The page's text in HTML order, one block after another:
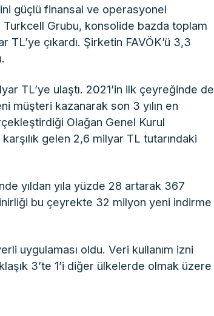
güçlü finansal ve operasyonel
Turkcell Grubu, konsolide bazda toplam
çıkardı. Şirketin FAVÖK’ü 3,3
TL’ye ulaştı. 2021’in ilk çeyreğinde de
müşteri kazanarak son 3 yılın en
Olağan Genel Kurul
karşılık gelen 2,6 milyar TL tutarındaki
yıldan yıla yüzde 28 artarak 367
bu çeyrekte 32 milyon yeni indirme
uygulaması oldu. Veri kullanım izni
3’te 1’i diğer ülkelerde olmak üzere